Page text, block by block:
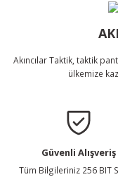
Akıncılar Taktik, taktik
ülkemize
Güvenli Alışveriş
Tüm Bilgileriniz 256 BIT